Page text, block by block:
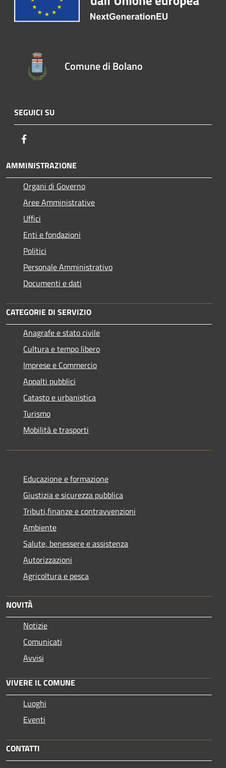
Comune di Bolano
SEGUICI SU
AMMINISTRAZIONE
Organi di Governo
Aree Amministrative
Uffici
Enti e fondazioni
Politici
Personale Amministrativo
Documenti e dati
CATEGORIE DI SERVIZIO
Anagrafe e stato civile
Cultura e tempo libero
Imprese e Commercio
Appalti pubblici
Catasto e urbanistica
Turismo
Mobilità e trasporti
Educazione e formazione
Giustizia e sicurezza pubblica
Tributi,finanze e contravvenzioni
Ambiente
Salute, benessere e assistenza
Autorizzazioni
Agricoltura e pesca
NOVITÀ
Notizie
Comunicati
Avvisi
VIVERE IL COMUNE
Luoghi
Eventi
CONTATTI